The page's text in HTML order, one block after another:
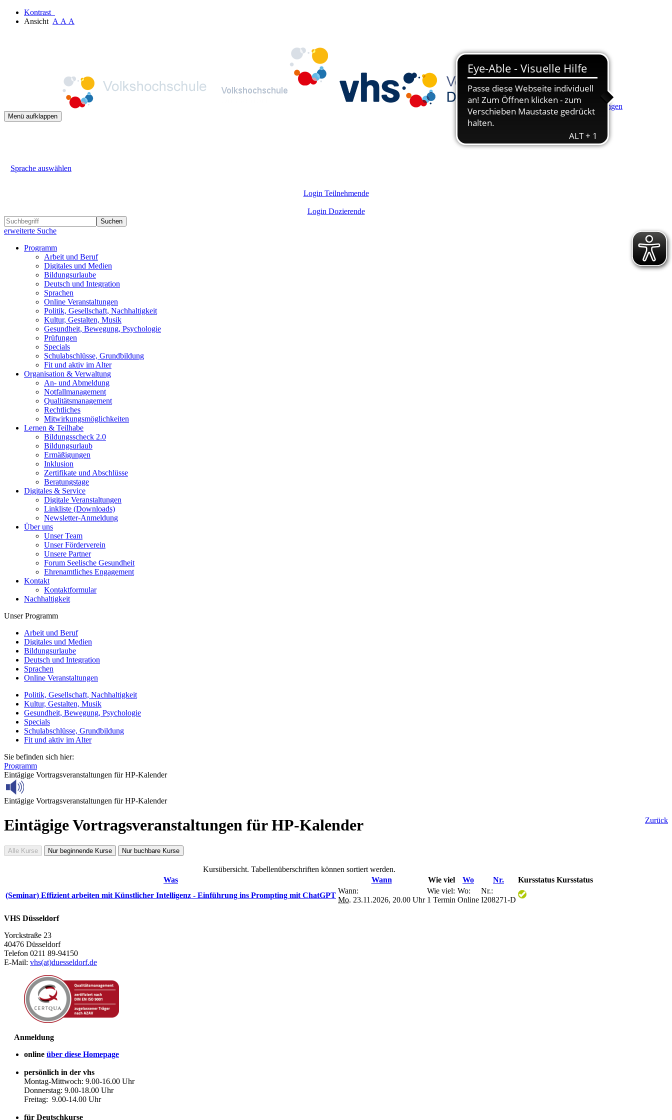
Kontrast
Ansicht A A A
Hauptinhalt anspringen
Menü aufklappen
Sprache auswählen
Login Teilnehmende
Login Dozierende
Suchen
erweiterte Suche
Programm
Arbeit und Beruf
Digitales und Medien
Bildungsurlaube
Deutsch und Integration
Sprachen
Online Veranstaltungen
Politik, Gesellschaft, Nachhaltigkeit
Kultur, Gestalten, Musik
Gesundheit, Bewegung, Psychologie
Prüfungen
Specials
Schulabschlüsse, Grundbildung
Fit und aktiv im Alter
Organisation & Verwaltung
An- und Abmeldung
Notfallmanagement
Qualitätsmanagement
Rechtliches
Mitwirkungsmöglichkeiten
Lernen & Teilhabe
Bildungsscheck 2.0
Bildungsurlaub
Ermäßigungen
Inklusion
Zertifikate und Abschlüsse
Beratungstage
Digitales & Service
Digitale Veranstaltungen
Linkliste (Downloads)
Newsletter-Anmeldung
Über uns
Unser Team
Unser Förderverein
Unsere Partner
Forum Seelische Gesundheit
Ehrenamtliches Engagement
Kontakt
Kontaktformular
Nachhaltigkeit
Unser Programm
Arbeit und Beruf
Digitales und Medien
Bildungsurlaube
Deutsch und Integration
Sprachen
Online Veranstaltungen
Politik, Gesellschaft, Nachhaltigkeit
Kultur, Gestalten, Musik
Gesundheit, Bewegung, Psychologie
Specials
Schulabschlüsse, Grundbildung
Fit und aktiv im Alter
Sie befinden sich hier:
Programm
Eintägige Vortragsveranstaltungen für HP-Kalender
Eintägige Vortragsveranstaltungen für HP-Kalender
Zurück
Eintägige Vortragsveranstaltungen für HP-Kalender
Alle Kurse Nur beginnende Kurse Nur buchbare Kurse
Kursübersicht. Tabellenüberschriften können sortiert werden.
Was
Wann Wie viel Wo Nr. Kursstatus Kursstatus
(Seminar) Effizient arbeiten mit Künstlicher Intelligenz - Einführung ins Prompting mit ChatGPT
Wann:
Mo. 23.11.2026, 20.00 Uhr
Wie viel:
1 Termin
Wo:
Online
Nr.:
I208271-D
VHS Düsseldorf
Yorckstraße 23
40476 Düsseldorf
Telefon 0211 89-94150
E-Mail: vhs(at)duesseldorf.de
Anmeldung
online über diese Homepage
persönlich in der vhs
Montag-Mittwoch: 9.00-16.00 Uhr
Donnerstag: 9.00-18.00 Uhr
Freitag: 9.00-14.00 Uhr
für Deutschkurse